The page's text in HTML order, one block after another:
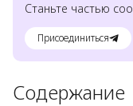
Станьте частью
Присоединиться
Содержание